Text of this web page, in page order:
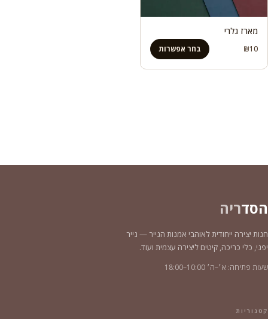
מארז גלרי
₪10 בחר אפשרות
הסדריה
חנות יצירה ייחודית לאוהבי אמנות הנייר — נייר
יפני, כלי כריכה, קיטים ליצירה עצמית ועוד.
שעות פתיחה: א׳–ה׳ 10:00–18:00
קטגוריות